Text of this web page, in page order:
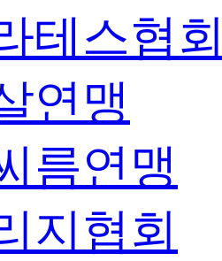
테스협
연맹
름연맹
지협회